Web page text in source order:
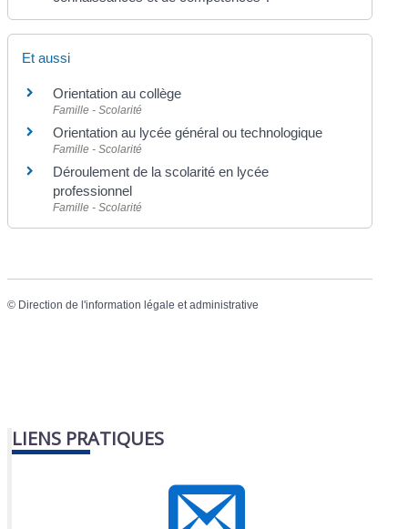
Et aussi
Orientation au collège
Famille - Scolarité
Orientation au lycée général ou technologique
Famille - Scolarité
Déroulement de la scolarité en lycée
professionnel
Famille - Scolarité
© Direction de l'information légale et administrative
LIENS PRATIQUES